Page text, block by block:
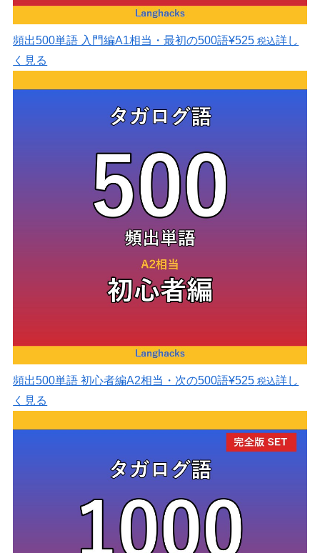
頻出500単語 入門編A1相当・最初の500語¥525 税込詳し
く見る
頻出500単語 初心者編A2相当・次の500語¥525 税込詳し
く見る